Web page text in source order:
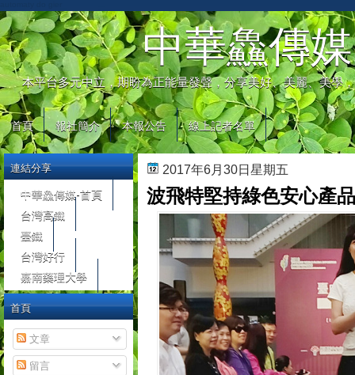
中華鱻傳媒
本平台多元中立，期盼為正能量發聲，分享美好、美麗、美學
首頁 報社簡介 本報公告 線上記者名單
2017年6月30日星期五
波飛特堅持綠色安心產
連結分享
中華鱻傳媒-首頁
台灣高鐵
臺鐵
台灣好行
嘉南藥理大學
首頁
文章
留言